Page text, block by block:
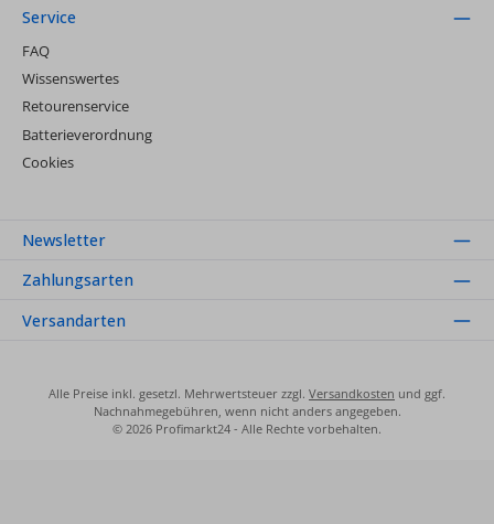
Service
FAQ
Wissenswertes
Retourenservice
Batterieverordnung
Cookies
Newsletter
Zahlungsarten
Versandarten
Alle Preise inkl. gesetzl. Mehrwertsteuer zzgl. Versandkosten und ggf.
Nachnahmegebühren, wenn nicht anders angegeben.
© 2026 Profimarkt24 - Alle Rechte vorbehalten.